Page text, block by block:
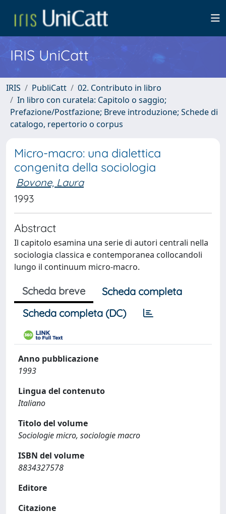
IRIS UniCatt
IRIS PubliCatt
02. Contributo in libro
In libro con curatela: Capitolo o saggio;
Prefazione/Postfazione; Breve introduzione; Schede di
catalogo, repertorio o corpus
Micro-macro: una dialettica
congenita della sociologia
Bovone, Laura
1993
Abstract
Il capitolo esamina una serie di autori centrali nella
sociologia classica e contemporanea collocandoli
lungo il continuum micro-macro.
Scheda breve
Scheda completa
Scheda completa (DC)
Anno pubblicazione
1993
Lingua del contenuto
Italiano
Titolo del volume
Sociologie micro, sociologie macro
ISBN del volume
8834327578
Editore
Citazione